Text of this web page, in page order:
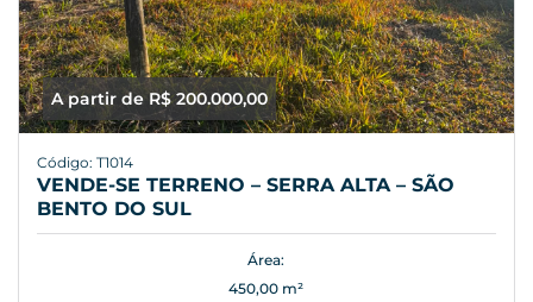
A partir de R$ 200.000,00
Código: T1014
VENDE-SE TERRENO – SERRA ALTA – SÃO
BENTO DO SUL
Área:
450,00 m²